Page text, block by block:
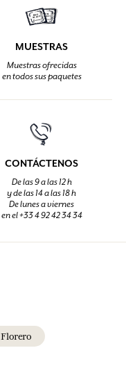
MUESTRAS
Muestras ofrecidas
en todos sus paquetes
CONTÁCTENOS
De las 9 a las 12 h
y de las 14 a las 18 h
De lunes a viernes
en el +33 4 92 42 34 34
Florero